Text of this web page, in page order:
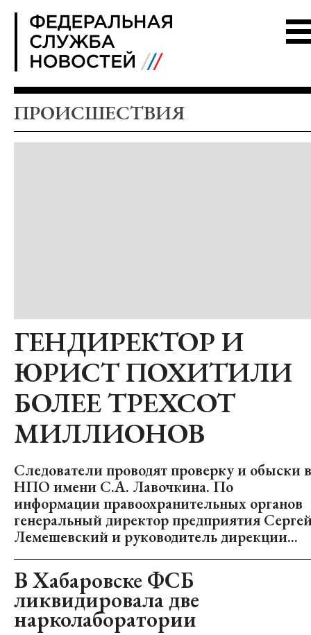
ПРОИСШЕСТВИЯ
ГЕНДИРЕКТОР И
ЮРИСТ ПОХИТИЛИ
БОЛЕЕ ТРЕХСОТ
МИЛЛИОНОВ
Следователи проводят проверку и обыски в
НПО имени С.А. Лавочкина. По
информации правоохранительных органов
генеральный директор предприятия
Лемешевский и руководитель дирекции...
В Хабаровске ФСБ
ликвидировала две
нарколаборатории